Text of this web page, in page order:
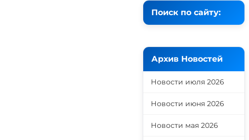
Поиск по сайту:
Архив Новостей
Новости июля 2026
Новости июня 2026
Новости мая 2026